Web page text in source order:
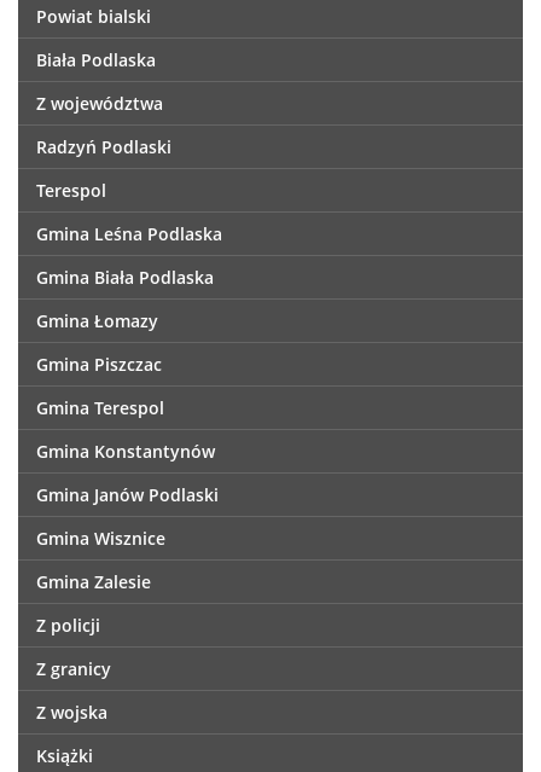
Powiat bialski
Biała Podlaska
Z województwa
Radzyń Podlaski
Terespol
Gmina Leśna Podlaska
Gmina Biała Podlaska
Gmina Łomazy
Gmina Piszczac
Gmina Terespol
Gmina Konstantynów
Gmina Janów Podlaski
Gmina Wisznice
Gmina Zalesie
Z policji
Z granicy
Z wojska
Książki